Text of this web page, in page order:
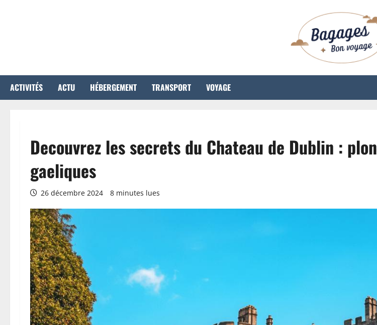
ACTIVITÉS ACTU HÉBERGEMENT TRANSPORT VOYAGE
Decouvrez les secrets du Chateau de Dublin :
gaeliques
26 décembre 2024 8 minutes lues